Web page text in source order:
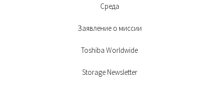
Среда
Заявление о миссии
Toshiba Worldwide
Storage Newsletter